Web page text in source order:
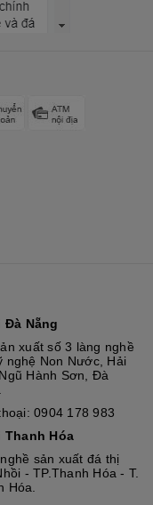
Đà Nẵng
xuất số 3 làng nghề
nghệ Non Nước, Hải
Hành Sơn, Đà
0904 178 983
Thanh Hóa
sản xuất đá thị
- TP.Thanh Hóa - T.
Hóa.